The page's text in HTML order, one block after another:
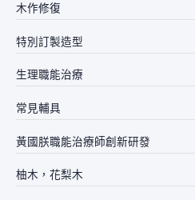
木作修復
特別訂製造型
生理職能治療
常見輔具
黃國朕職能治療師創新研發
柚木，花梨木